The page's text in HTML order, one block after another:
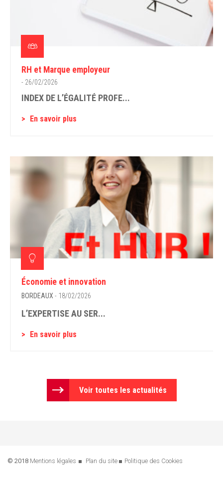
RH et Marque employeur
- 26/02/2026
INDEX DE L’ÉGALITÉ PROFE...
En savoir plus
Économie et innovation
BORDEAUX - 18/02/2026
L’EXPERTISE AU SER...
En savoir plus
Voir toutes les actualités
© 2018 Mentions légales Plan du site Politique des Cookies